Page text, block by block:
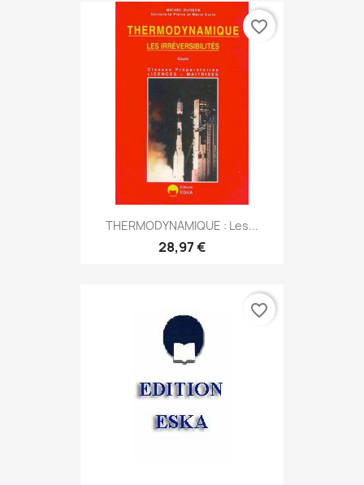
THERMODYNAMIQUE : Les...
28,97 €
favorite_border
favorite_border